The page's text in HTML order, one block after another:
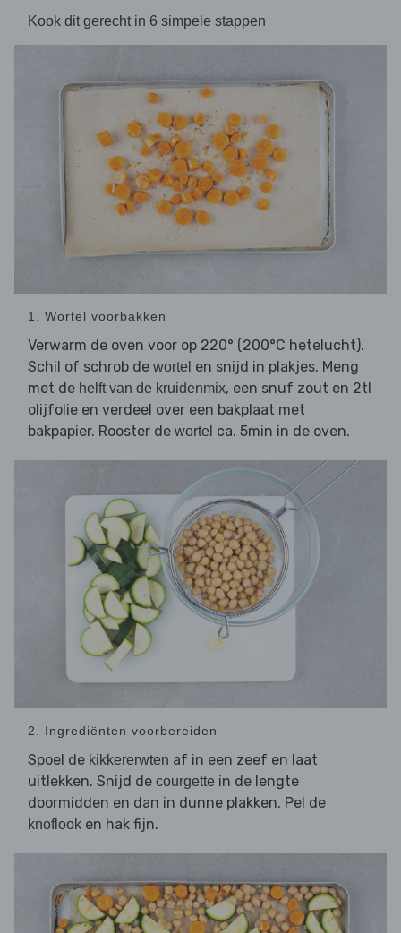
Kook dit gerecht in 6 simpele stappen
1. Wortel voorbakken
Verwarm de oven voor op 220° (200°C hetelucht).
Schil of schrob de wortel en snijd in plakjes. Meng
met de helft van de kruidenmix, een snuf zout en 2tl
olijfolie en verdeel over een bakplaat met
bakpapier. Rooster de wortel ca. 5min in de oven.
2. Ingrediënten voorbereiden
Spoel de kikkererwten af in een zeef en laat
uitlekken. Snijd de courgette in de lengte
doormidden en dan in dunne plakken. Pel de
knoflook en hak fijn.